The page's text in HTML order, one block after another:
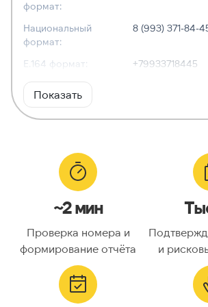
формат:
Национальный
формат:
8 (993) 371-84-
E.164 формат:
+79933718445
RFC3966
формат:
Тип номера:
Оператор связи:
Национальный
9933718445
Код страны:
ГЕОЛОКАЦИЯ
Показать
~2 мин
Проверка номера и
формирование отчёта
и